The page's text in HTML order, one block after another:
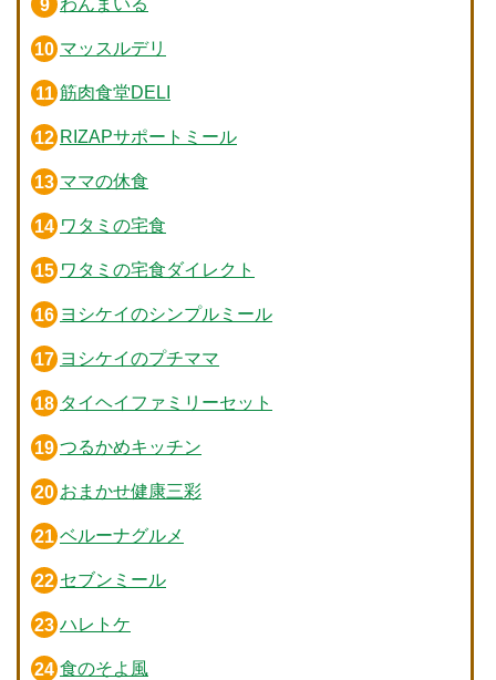
わんまいる
マッスルデリ
筋肉食堂DELI
RIZAPサポートミール
ママの休食
ワタミの宅食
ワタミの宅食ダイレクト
ヨシケイのシンプルミール
ヨシケイのプチママ
タイヘイファミリーセット
つるかめキッチン
おまかせ健康三彩
ベルーナグルメ
セブンミール
ハレトケ
食のそよ風